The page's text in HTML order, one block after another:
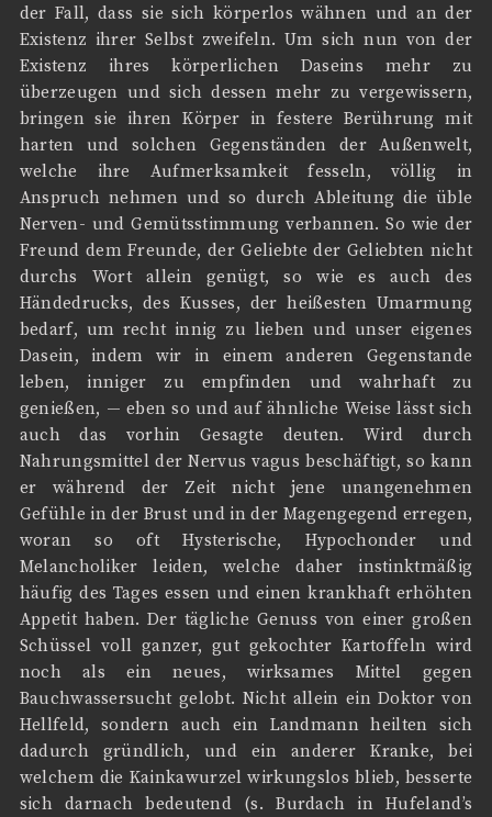
der Fall, dass sie sich körperlos wähnen und an der
Existenz ihrer Selbst zweifeln. Um sich nun von der
Existenz ihres körperlichen Daseins mehr zu
überzeugen und sich dessen mehr zu vergewissern,
bringen sie ihren Körper in festere Berührung mit
harten und solchen Gegenständen der Außenwelt,
welche ihre Aufmerksamkeit fesseln, völlig in
Anspruch nehmen und so durch Ableitung die üble
Nerven- und Gemütsstimmung verbannen. So wie der
Freund dem Freunde, der Geliebte der Geliebten nicht
durchs Wort allein genügt, so wie es auch des
Händedrucks, des Kusses, der heißesten Umarmung
bedarf, um recht innig zu lieben und unser eigenes
Dasein, indem wir in einem anderen Gegenstande
leben, inniger zu empfinden und wahrhaft zu
genießen, — eben so und auf ähnliche Weise lässt sich
auch das vorhin Gesagte deuten. Wird durch
Nahrungsmittel der Nervus vagus beschäftigt, so kann
er während der Zeit nicht jene unangenehmen
Gefühle in der Brust und in der Magengegend erregen,
woran so oft Hysterische, Hypochonder und
Melancholiker leiden, welche daher instinktmäßig
häufig des Tages essen und einen krankhaft erhöhten
Appetit haben. Der tägliche Genuss von einer großen
Schüssel voll ganzer, gut gekochter Kartoffeln wird
noch als ein neues, wirksames Mittel gegen
Bauchwassersucht gelobt. Nicht allein ein Doktor von
Hellfeld, sondern auch ein Landmann heilten sich
dadurch gründlich, und ein anderer Kranke, bei
welchem die Kainkawurzel wirkungslos blieb, besserte
sich darnach bedeutend (s. Burdach in Hufeland’s